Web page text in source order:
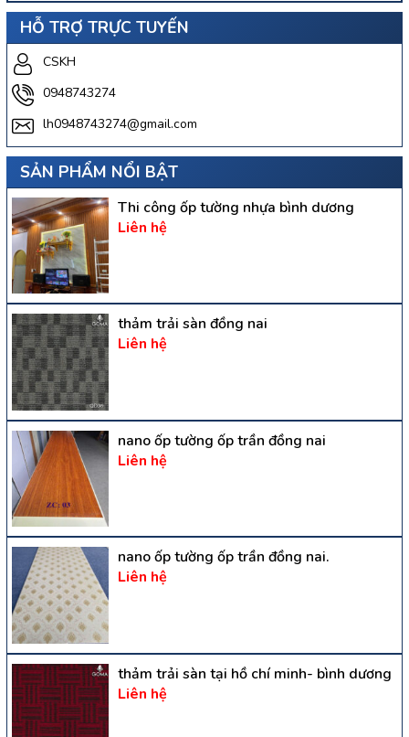
HỖ TRỢ TRỰC TUYẾN
CSKH
0948743274
lh0948743274@gmail.com
SẢN PHẨM NỔI BẬT
Thi công ốp tường nhựa bình dương
Liên hệ
thảm trải sàn đồng nai
Liên hệ
nano ốp tường ốp trần đồng nai
Liên hệ
nano ốp tường ốp trần đồng nai.
Liên hệ
thảm trải sàn tại hồ chí minh- bình dương
Liên hệ